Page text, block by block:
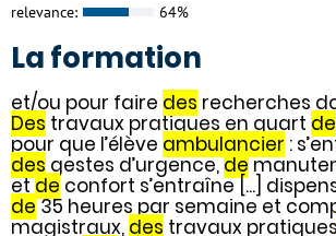
relevance: 64%
La formation
et/ou pour faire des recherches
Des travaux pratiques en quart de
pour que l’élève ambulancier :
des gestes d’urgence,de
etde confort s’entraîne [...]
de35 heures par semaine et
magistraux, des travaux